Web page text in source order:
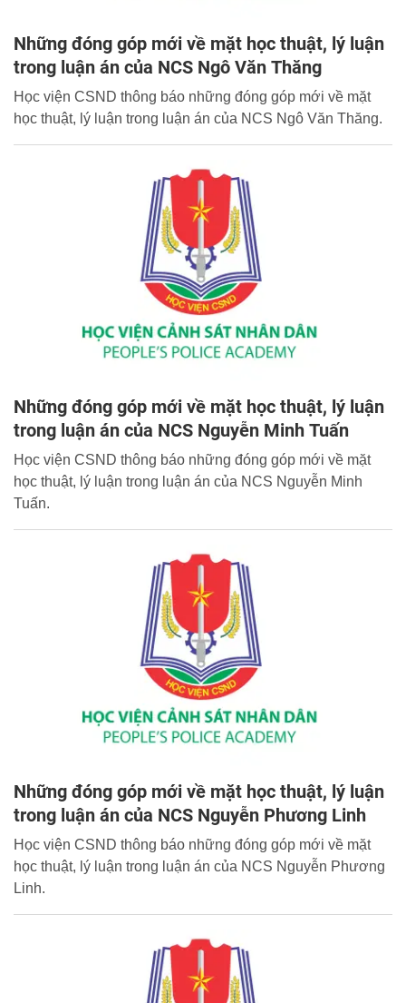
Những đóng góp mới về mặt học thuật, lý luận
trong luận án của NCS Ngô Văn Thăng
Học viện CSND thông báo những đóng góp mới về mặt
học thuật, lý luận trong luận án của NCS Ngô Văn Thăng.
Những đóng góp mới về mặt học thuật, lý luận
trong luận án của NCS Nguyễn Minh Tuấn
Học viện CSND thông báo những đóng góp mới về mặt
học thuật, lý luận trong luận án của NCS Nguyễn Minh
Tuấn.
Những đóng góp mới về mặt học thuật, lý luận
trong luận án của NCS Nguyễn Phương Linh
Học viện CSND thông báo những đóng góp mới về mặt
học thuật, lý luận trong luận án của NCS Nguyễn Phương
Linh.